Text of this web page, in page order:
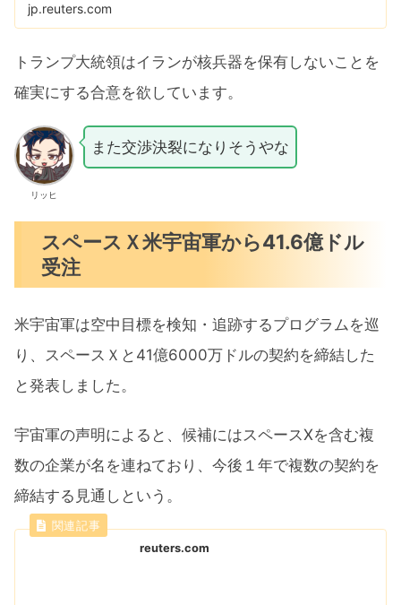
jp.reuters.com
トランプ大統領はイランが​核兵器を保有しないことを
確実にする合意を欲しています。
リッヒ
また交渉決裂になりそうやな
スペースＸ米宇宙軍から41.6億ドル
受注
米宇宙軍は​空中目標を検知・‌追跡するプログラムを巡
り、スペー⁠スＸと41億6000万ドルの契約​を締結した
と発表​しました。
宇宙軍の声明によると、候補​にはスペースXを含む複
数の企‌業が⁠名を連ねており、今後１年で複数の契約を
締結す​る見通し​とい⁠う。
reuters.com